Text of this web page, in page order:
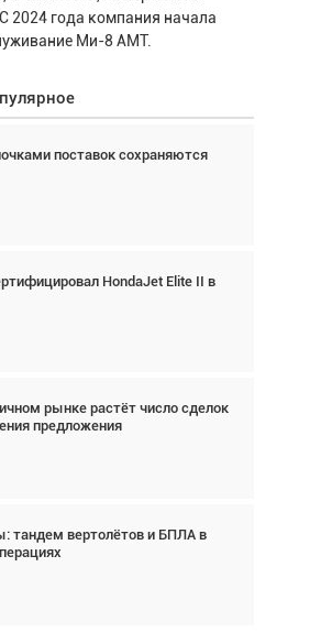
2024 года компания начала
Ми-8 АМТ.
поставок сохраняются
HondaJet Elite II в
рынке растёт число сделок
предложения
тандем вертолётов и БПЛА в
тандем вертолётов и БПЛА в
Дэйв Кох: «Фотография
а ИИ всё портит»
поставок сохраняются
– это актив. Подходите к
образом